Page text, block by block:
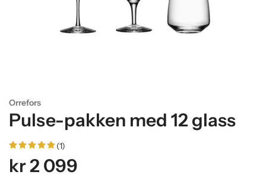
Orrefors
Pulse-pakken med 12 glass
(1)
kr 2 099